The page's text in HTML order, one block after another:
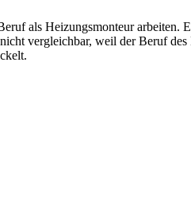
als Heizungsmonteur
vergleichbar, weil der Beruf